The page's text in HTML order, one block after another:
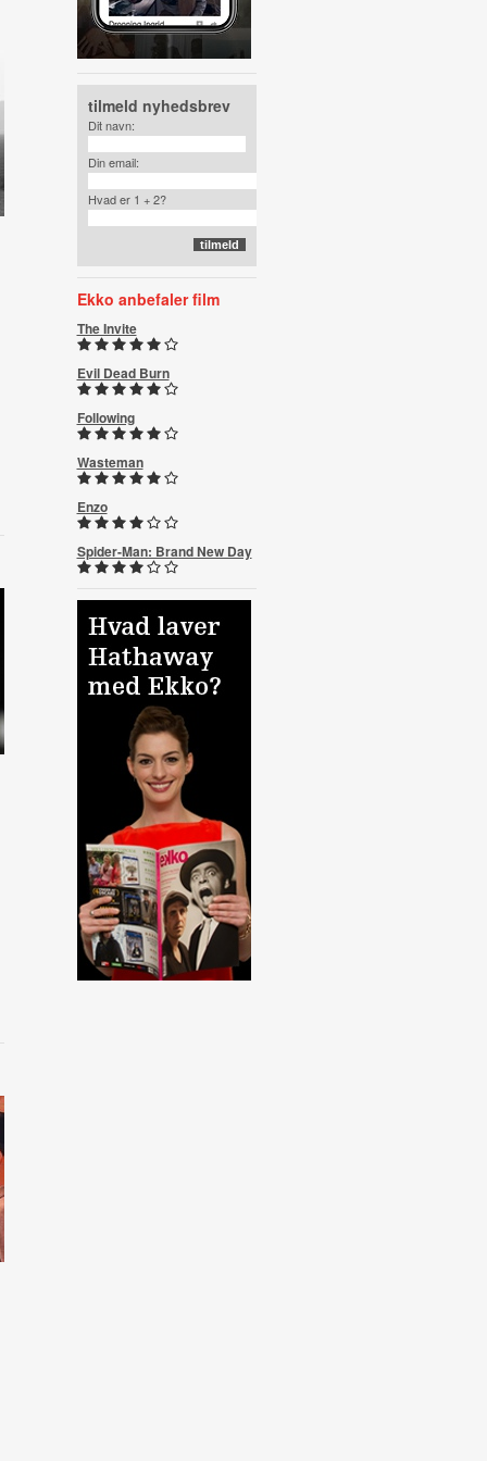
tilmeld nyhedsbrev
Dit navn:
Din email:
Hvad er 1 + 2?
Ekko anbefaler film
The Invite
Evil Dead Burn
Following
Wasteman
Enzo
Spider-Man: Brand New Day